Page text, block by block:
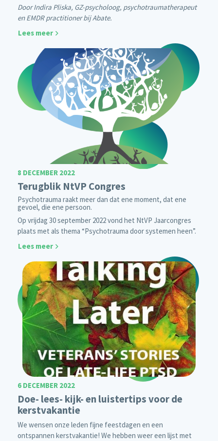
Door Indira Pliska, GZ-psycholoog, psychotraumatherapeut
en EMDR practitioner bij Abate.
Lees meer
8 DECEMBER 2022
Terugblik NtVP Congres
Psychotrauma raakt meer dan dat ene moment, dat ene
gevoel, die ene persoon.
Op vrijdag 30 september 2022 vond het NtVP Jaarcongres
plaats met als thema “Psychotrauma door systemen heen”.
Lees meer
6 DECEMBER 2022
Doe- lees- kijk- en luistertips voor de
kerstvakantie
We wensen onze leden fijne feestdagen en een
ontspannen kerstvakantie! We hebben weer een lijst met